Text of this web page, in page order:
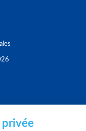
privée